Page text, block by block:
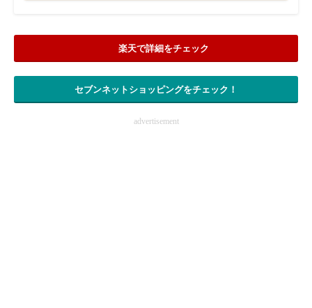
楽天で詳細をチェック
セブンネットショッピングをチェック！
advertisement